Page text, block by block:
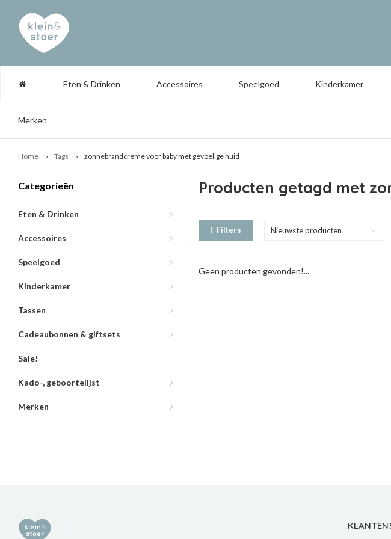
Eten & Drinken Accessoires Speelgoed Kinderkamer
Merken
Home Tags zonnebrandcreme voor baby met gevoelige huid
Categorieën
Eten & Drinken
Accessoires
Speelgoed
Kinderkamer
Tassen
Cadeaubonnen & giftsets
Sale!
Kado-, geboortelijst
Merken
Producten getagd met
Filters Nieuwste producten
Geen producten gevonden!...